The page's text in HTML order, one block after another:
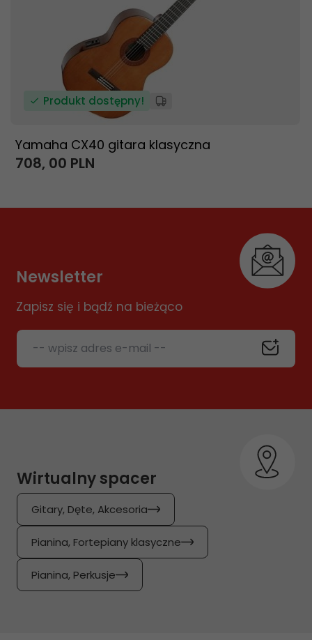
Produkt dostępny!
Yamaha CX40 gitara klasyczna
708, 00 PLN
Newsletter
Zapisz się i bądź na bieżąco
-- wpisz adres e-mail --
Wirtualny spacer
Gitary, Dęte, Akcesoria
Pianina, Fortepiany klasyczne
Pianina, Perkusje